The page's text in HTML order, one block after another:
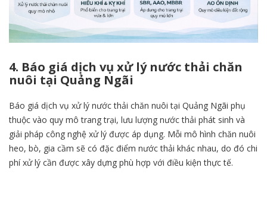
4. Báo giá dịch vụ xử lý nước thải chăn
nuôi tại Quảng Ngãi
Báo giá dịch vụ xử lý nước thải chăn nuôi tại Quảng Ngãi phụ
thuộc vào quy mô trang trại, lưu lượng nước thải phát sinh và
giải pháp công nghệ xử lý được áp dụng. Mỗi mô hình chăn nuôi
heo, bò, gia cầm sẽ có đặc điểm nước thải khác nhau, do đó chi
phí xử lý cần được xây dựng phù hợp với điều kiện thực tế.